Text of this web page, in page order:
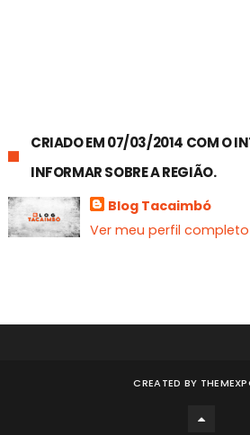
CRIADO EM 07/03/2014 COM O
INFORMAR SOBRE A REGIÃO.
Blog Tacaimbó
Ver meu perfil completo
CREATED BY